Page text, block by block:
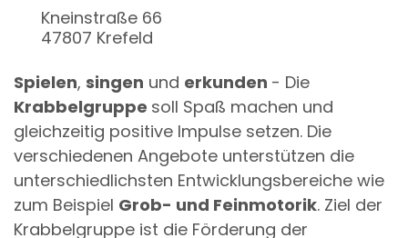
Kneinstraße 66
47807 Krefeld
Spielen, singen und erkunden - Die
Krabbelgruppe soll Spaß machen und
gleichzeitig positive Impulse setzen. Die
verschiedenen Angebote unterstützen die
unterschiedlichsten Entwicklungsbereiche wie
zum Beispiel Grob- und Feinmotorik. Ziel der
Krabbelgruppe ist die Förderung der